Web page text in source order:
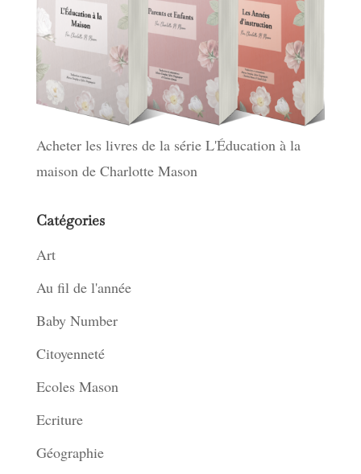
Acheter les livres de la série L'Éducation à la
maison de Charlotte Mason
Catégories
Art
Au fil de l'année
Baby Number
Citoyenneté
Ecoles Mason
Ecriture
Géographie